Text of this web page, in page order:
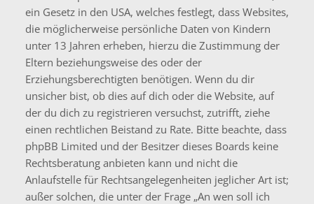
ein Gesetz in den USA, welches festlegt, dass Websites,
die möglicherweise persönliche Daten von Kindern
unter 13 Jahren erheben, hierzu die Zustimmung der
Eltern beziehungsweise des oder der
Erziehungsberechtigten benötigen. Wenn du dir
unsicher bist, ob dies auf dich oder die Website, auf
der du dich zu registrieren versuchst, zutrifft, ziehe
einen rechtlichen Beistand zu Rate. Bitte beachte, dass
phpBB Limited und der Besitzer dieses Boards keine
Rechtsberatung anbieten kann und nicht die
Anlaufstelle für Rechtsangelegenheiten jeglicher Art ist;
außer solchen, die unter der Frage „An wen soll ich